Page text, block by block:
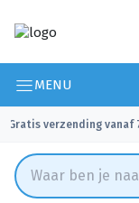
MENU
Gratis verzending vanaf